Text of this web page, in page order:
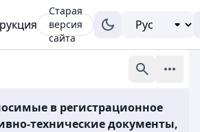
Старая
версия
сайта
в регистрационное
технические документы,